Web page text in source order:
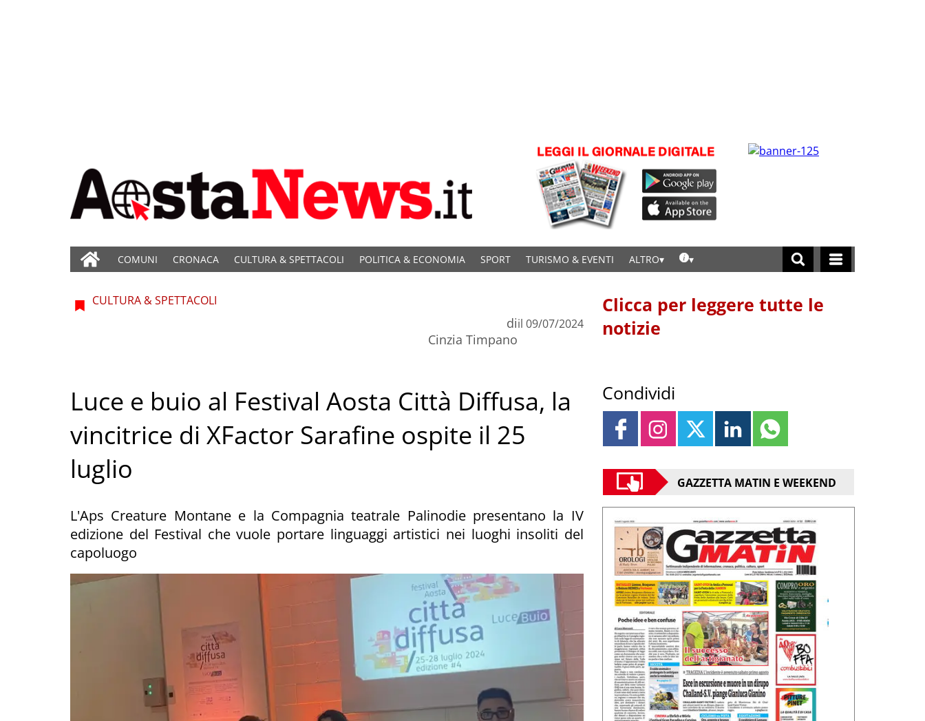
COMUNI CRONACA CULTURA & SPETTACOLI POLITICA & ECONOMIA SPORT TURISMO & EVENTI ALTRO
CULTURA & SPETTACOLI
di
Cinzia Timpano
il 09/07/2024
Luce e buio al Festival Aosta Città Diffusa, la
vincitrice di XFactor Sarafine ospite il 25
luglio
L'Aps Creature Montane e la Compagnia teatrale Palinodie presentano la IV
edizione del Festival che vuole portare linguaggi artistici nei luoghi insoliti del
capoluogo
Clicca per leggere tutte le
notizie
Condividi
GAZZETTA MATIN E WEEKEND